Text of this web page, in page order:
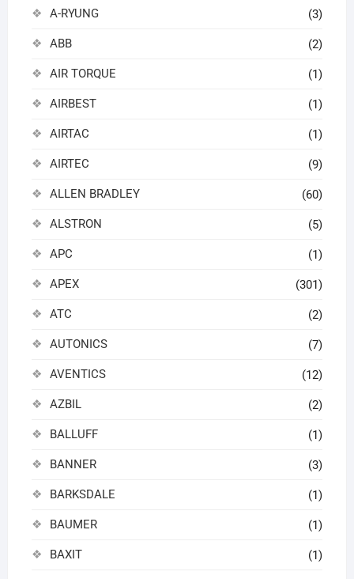
A-RYUNG (3)
ABB (2)
AIR TORQUE (1)
AIRBEST (1)
AIRTAC (1)
AIRTEC (9)
ALLEN BRADLEY (60)
ALSTRON (5)
APC (1)
APEX (301)
ATC (2)
AUTONICS (7)
AVENTICS (12)
AZBIL (2)
BALLUFF (1)
BANNER (3)
BARKSDALE (1)
BAUMER (1)
BAXIT (1)